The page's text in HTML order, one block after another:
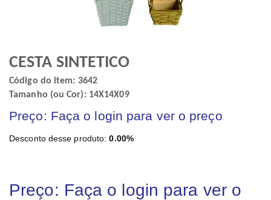
CESTA SINTETICO
Código do item: 3642
Tamanho (ou Cor): 14X14X09
Preço: Faça o login para ver o preço
Desconto desse produto:0.00%
Preço: Faça o login para ver o